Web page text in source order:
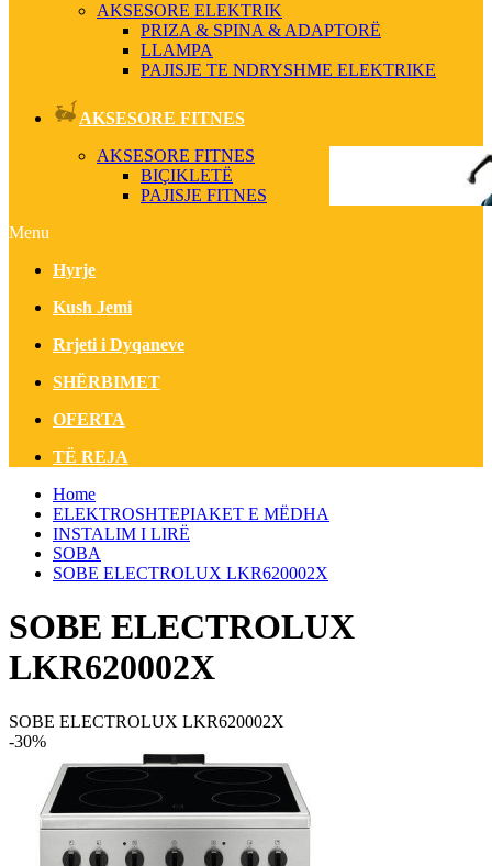
AKSESORE ELEKTRIK
PRIZA & SPINA & ADAPTORË
LLAMPA
PAJISJE TE NDRYSHME ELEKTRIKE
AKSESORE FITNES
AKSESORE FITNES
BIÇIKLETË
PAJISJE FITNES
Menu
Hyrje
Kush Jemi
Rrjeti i Dyqaneve
SHËRBIMET
OFERTA
TË REJA
Home
ELEKTROSHTEPIAKET E MËDHA
INSTALIM I LIRË
SOBA
SOBE ELECTROLUX LKR620002X
SOBE ELECTROLUX
LKR620002X
SOBE ELECTROLUX LKR620002X
-30%